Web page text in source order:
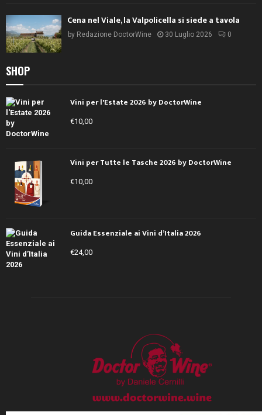
Cena nel Viale, la Valpolicella si siede a tavola
by Redazione DoctorWine 30 Luglio 2026 0
SHOP
Vini per l'Estate 2026 by DoctorWine
€10,00
Vini per Tutte le Tasche 2026 by DoctorWine
€10,00
Guida Essenziale ai Vini d’Italia 2026
€24,00